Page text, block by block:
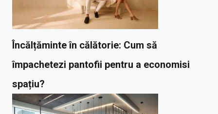
Încălțăminte în călătorie: Cum să
împachetezi pantofii pentru a economisi
spațiu?